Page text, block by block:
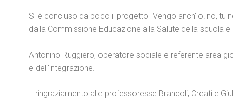
Si è concluso da poco il progetto "Vengo anch'io! no, tu
dalla Commissione Educazione alla Salute della scuola
Antonino Ruggiero, operatore sociale e referente area
e dell'integrazione.
Il ringraziamento alle professoresse Brancoli, Creati e